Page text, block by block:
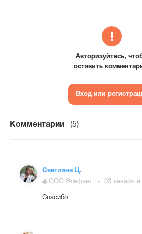
Авторизуйтесь,
оставить
Вход или
Комментарии (5)
Светлана Ц.
ООО Элифант
03 января в
Спасибо